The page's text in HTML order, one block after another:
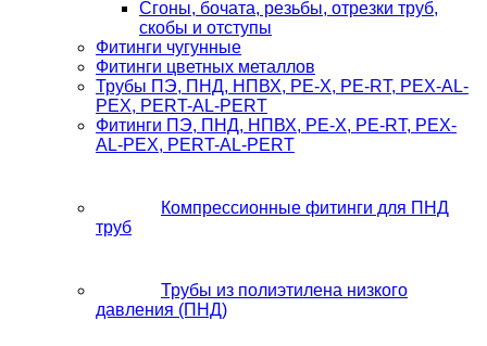
Сгоны, бочата, резьбы, отрезки труб,
скобы и отступы
Фитинги чугунные
Фитинги цветных металлов
Трубы ПЭ, ПНД, НПВХ, PE-X, PE-RT, PEX-AL-
PEX, PERT-AL-PERT
Фитинги ПЭ, ПНД, НПВХ, PE-X, PE-RT, PEX-
AL-PEX, PERT-AL-PERT
Компрессионные фитинги для ПНД
труб
Трубы из полиэтилена низкого
давления (ПНД)